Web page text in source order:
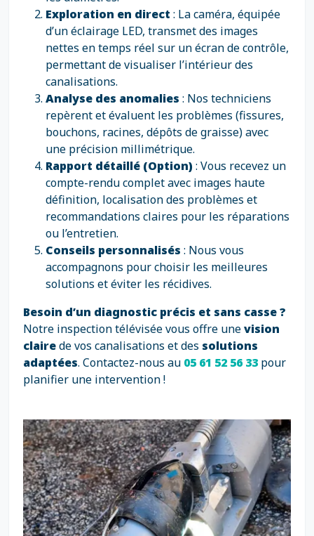
Exploration en direct : La caméra, équipée
d’un éclairage LED, transmet des images
nettes en temps réel sur un écran de contrôle,
permettant de visualiser l’intérieur des
canalisations.
Analyse des anomalies : Nos techniciens
repèrent et évaluent les problèmes (fissures,
bouchons, racines, dépôts de graisse) avec
une précision millimétrique.
Rapport détaillé (Option) : Vous recevez un
compte-rendu complet avec images haute
définition, localisation des problèmes et
recommandations claires pour les réparations
ou l’entretien.
Conseils personnalisés : Nous vous
accompagnons pour choisir les meilleures
solutions et éviter les récidives.
Besoin d’un diagnostic précis et sans casse ?
Notre inspection télévisée vous offre unevision
clairede vos canalisations et des solutions
adaptées. Contactez-nous au 05 61 52 56 33 pour
planifier une intervention !